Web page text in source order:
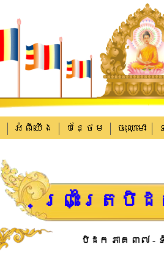
អំពីយើង បន្ថែម ចុះឈ្មោះ
ព្រះត្រៃបិ
បិដក ភាគ ៣៧ -